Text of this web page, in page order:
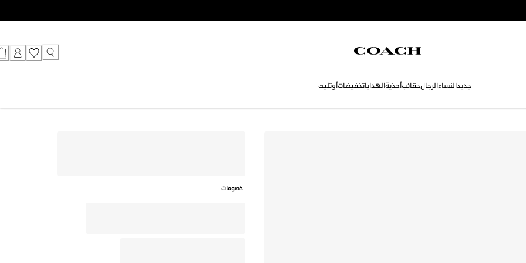
جديدالنساءالرجالحقائبأحذيةالهداياتخفيضاتأوتليت
خصومات